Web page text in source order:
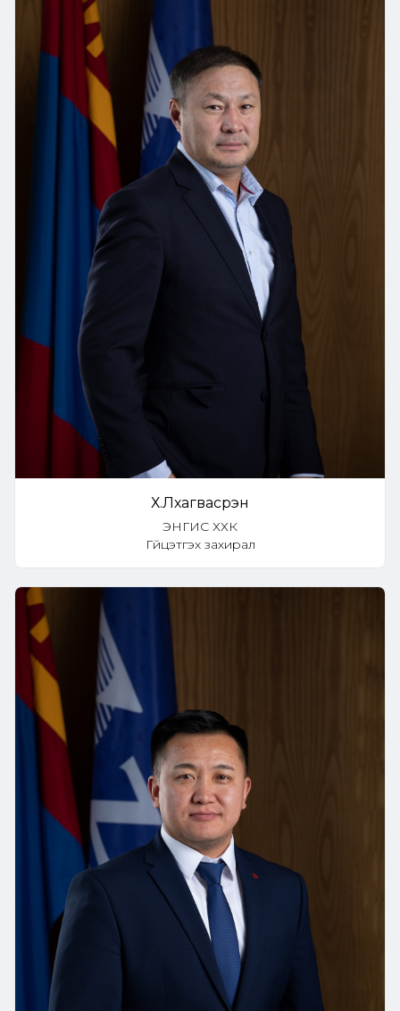
Х.Лхагвасүрэн
ЭНГИС ХХК
Гүйцэтгэх захирал